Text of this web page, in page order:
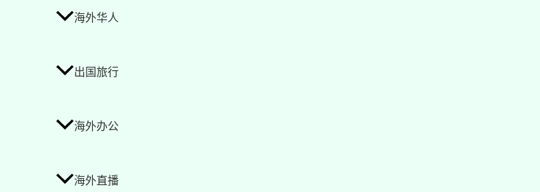
海外华人
出国旅行
海外办公
海外直播